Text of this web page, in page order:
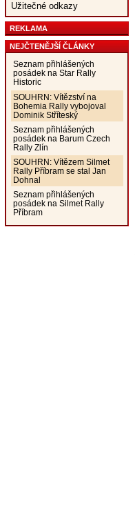
Užitečné odkazy
REKLAMA
NEJČTENĚJŠÍ ČLÁNKY
Seznam přihlášených
posádek na Star Rally
Historic
SOUHRN: Vítězství na
Bohemia Rally vybojoval
Dominik Stříteský
Seznam přihlášených
posádek na Barum Czech
Rally Zlín
SOUHRN: Vítězem Silmet
Rally Příbram se stal Jan
Dohnal
Seznam přihlášených
posádek na Silmet Rally
Příbram